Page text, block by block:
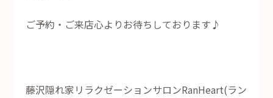
ご予約・ご来店心よりお待ちしております♪
藤沢隠れ家リラクゼーションサロンRanHeart(ラン